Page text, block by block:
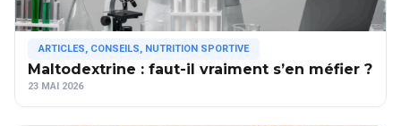
ARTICLES, CONSEILS, NUTRITION SPORTIVE
Maltodextrine : faut-il vraiment s’en méfier ?
23 MAI 2026